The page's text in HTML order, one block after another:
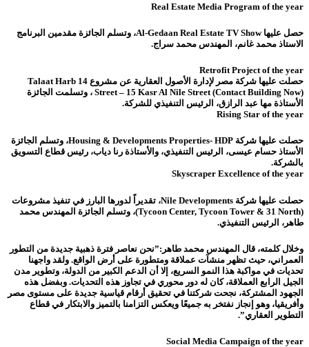
Real Estate Media Program of the year
حصل عليها Al-Gedaan Real Estate TV Show، وتسلم الجائزة مقدمين البرنامج
الاستاذ محمد غانم، المهندس محمد سراج.
Retrofit Project of the year
حصلت عليها شركة مصر لإدارة الأصول العقارية عن مشروع 14 Talaat Harb
Street – 15 Kasr Al Nile Street (Contact Building Now) ، وتسلمت الجائزة
الأستاذة مها عبد الرازق، الرئيس التنفيذي للشركة.
Rising Star of the year
حصلت عليها شركة Housing & Developments Properties- HDP، وتسلم الجائزة
الأستاذ حسام عيسى، الرئيس التنفيذي، والأستاذة رنا دياب، رئيس قطاع التسويق
بالشركة.
Skyscraper Excellence of the year
حصلت عليها شركة Nile Developments، تقديراً لدورها البارز في تنفيذ مشروعات
(Tycoon Center, Tycoon Tower & 31 North)، وتسلم الجائزة المهندس محمد
طاهر، الرئيس التنفيذي.
وخلال كلمته، قال المهندس محمد طاهر:”نحن نعاصر فترة ذهبية جديدة من التطور
العمراني، حيث تظهر منشآت عملاقة ومتطورة على أرض الواقع. ولقد واجهنا
تحديات في مواكبة هذا النمو السريع، إلا أن الدعم الكبير من الدولة، وتطوير مدن
الجيل الرابع العملاقة، كان له دور محوري في تجاوز هذه التحديات. وبفضل هذه
الجهود المشتركة، نجحت شركتنا في تحقيق أرقام قياسية جديدة على مستوى مصر
وأفريقيا، وهو إنجاز نفتخر به جميعًا ويعكس التزامنا بالتميز والابتكار في قطاع
التطوير العقاري”.
Social Media Campaign of the year